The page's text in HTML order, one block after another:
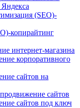
(SEO)-
копирайтинг
интернет-магазина
корпоративного
сайтов на
сайтов
сайтов под ключ